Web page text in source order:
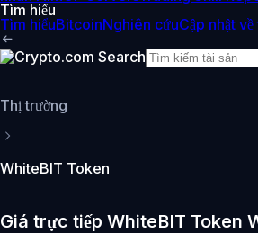
Tìm hiểu
Tìm hiểuBitcoinNghiên cứuCập nhật
Thị trường
WhiteBIT Token
Giá trực tiếp WhiteBIT Token